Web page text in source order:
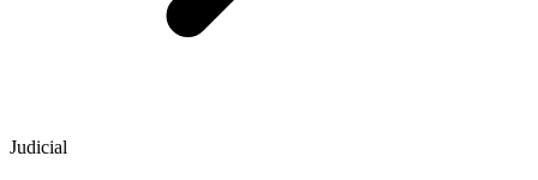
Judicial